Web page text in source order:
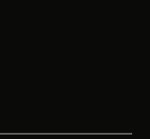
tab
new tab